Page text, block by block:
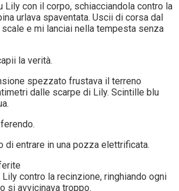
Lily con il corpo, schiacciandola contro la
urlava spaventata. Uscii di corsa dal
e mi lanciai nella tempesta senza
la verità.
spezzato frustava il terreno
dalle scarpe di Lily. Scintille blu
di entrare in una pozza elettrificata.
contro la recinzione, ringhiando ogni
si avvicinava troppo.